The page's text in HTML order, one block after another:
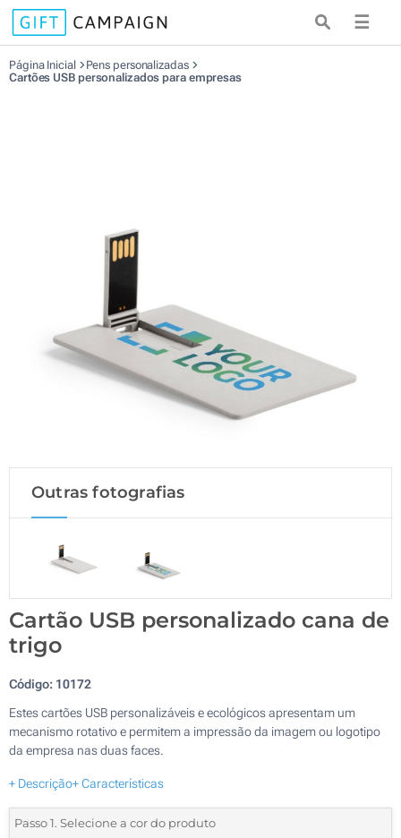
☰
Página Inicial
Pens personalizadas
Cartões USB personalizados para empresas
Outras fotografias
Cartão USB personalizado cana de
trigo
Código: 10172
Estes cartões USB personalizáveis e ecológicos apresentam um
mecanismo rotativo e permitem a impressão da imagem ou logotipo
da empresa nas duas faces.
+ Descrição+ Características
Passo 1. Selecione a cor do produto